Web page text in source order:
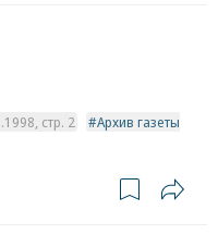
стр. 2
Архив газеты